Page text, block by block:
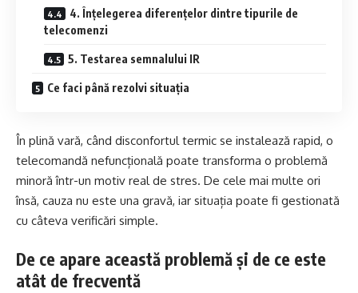
4. Înțelegerea diferențelor dintre tipurile de
telecomenzi
5. Testarea semnalului IR
Ce faci până rezolvi situația
În plină vară, când disconfortul termic se instalează rapid, o
telecomandă nefuncțională poate transforma o problemă
minoră într-un motiv real de stres. De cele mai multe ori
însă, cauza nu este una gravă, iar situația poate fi gestionată
cu câteva verificări simple.
De ce apare această problemă și de ce este
atât de frecventă